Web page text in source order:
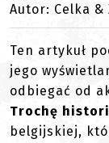
Autor: Celka &
Ten artykuł
jego
odbiegać od
Trochę
belgijskiej,